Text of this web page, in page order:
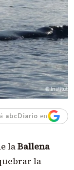
abcDiario en
laBallena
la